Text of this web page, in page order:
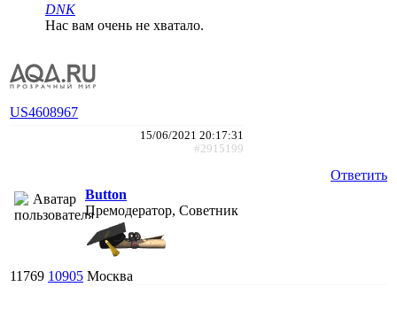
DNK
Нас вам очень не хватало.
US4608967
15/06/2021 20:17:31
#2915199
Ответить
Button
Премодератор, Советник
11769 10905 Москва